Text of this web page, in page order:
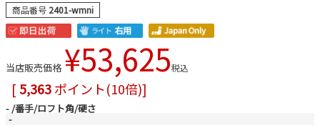
商品番号 2401-wmni
当店販売価格 ¥53,625税込
[5,363ポイント(10倍)]
- 番手/ロフト角/硬さ
-